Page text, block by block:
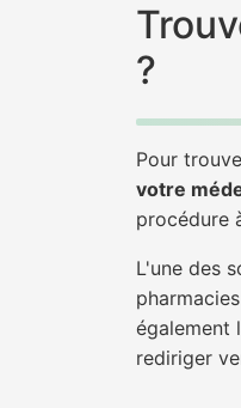
?
Pour
votre
procédure
L'une des
également
rediriger